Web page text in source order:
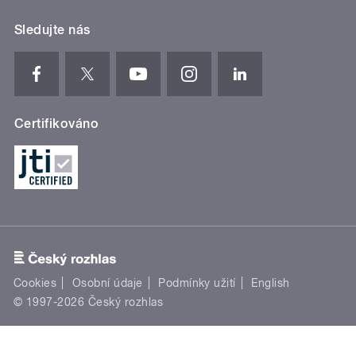
Sledujte nás
Certifikováno
Cookies Osobní údaje Podmínky užití
English
© 1997-2026 Český rozhlas